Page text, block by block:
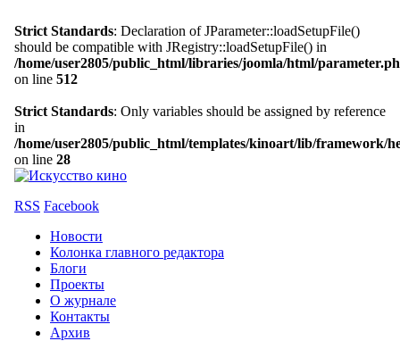
Strict Standards: Declaration of JParameter::loadSetupFile()
should be compatible with JRegistry::loadSetupFile() in
/home/user2805/public_html/libraries/joomla/html/
on line 512
Strict Standards: Only variables should be assigned by reference
in
/home/user2805/public_html/templates/kinoart/lib/framework/
on line 28
RSS Facebook
Новости
Колонка главного редактора
Блоги
Проекты
О журнале
Контакты
Архив